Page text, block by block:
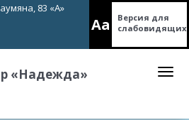
83 «А»
Aa
Версия для
слабовидящих
«Надежда»